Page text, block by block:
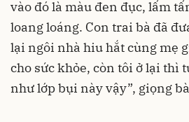
vào đó là màu đen đục, lấm
loang loáng. Con trai bà đã
lại ngôi nhà hiu hắt cùng mẹ
cho sức khỏe, còn tôi ở lại thì
như lớp bụi này vậy”, giọng